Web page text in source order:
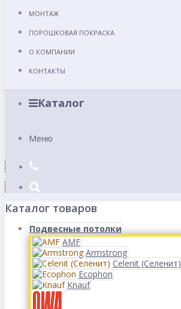
МОНТАЖ
ПОРОШКОВАЯ ПОКРАСКА
О КОМПАНИИ
КОНТАКТЫ
Каталог
Меню
Каталог товаров
Подвесные потолки
AMF
Armstrong
Celenit (Селенит)
Ecophon
Knauf